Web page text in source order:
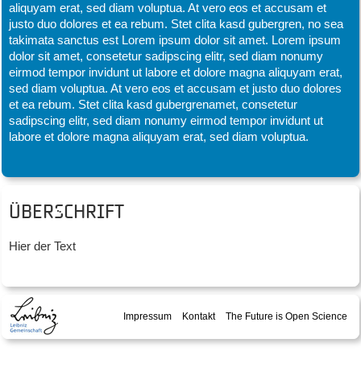
aliquyam erat, sed diam voluptua. At vero eos et accusam et
justo duo dolores et ea rebum. Stet clita kasd gubergren, no sea
takimata sanctus est Lorem ipsum dolor sit amet. Lorem ipsum
dolor sit amet, consetetur sadipscing elitr, sed diam nonumy
eirmod tempor invidunt ut labore et dolore magna aliquyam erat,
sed diam voluptua. At vero eos et accusam et justo duo dolores
et ea rebum. Stet clita kasd gubergrenamet, consetetur
sadipscing elitr, sed diam nonumy eirmod tempor invidunt ut
labore et dolore magna aliquyam erat, sed diam voluptua.
Überschrift
Hier der Text
Impressum Kontakt The Future is Open Science